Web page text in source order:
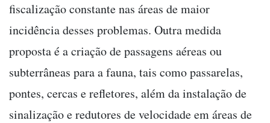
fiscalização constante nas áreas de maior
incidência desses problemas. Outra medida
proposta é a criação de passagens aéreas ou
subterrâneas para a fauna, tais como passarelas,
pontes, cercas e refletores, além da instalação de
sinalização e redutores de velocidade em áreas de